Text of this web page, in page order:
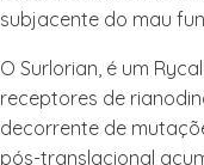
subjacente do mau
O Surlorian, é um
receptores de
decorrente de
pós-translacional